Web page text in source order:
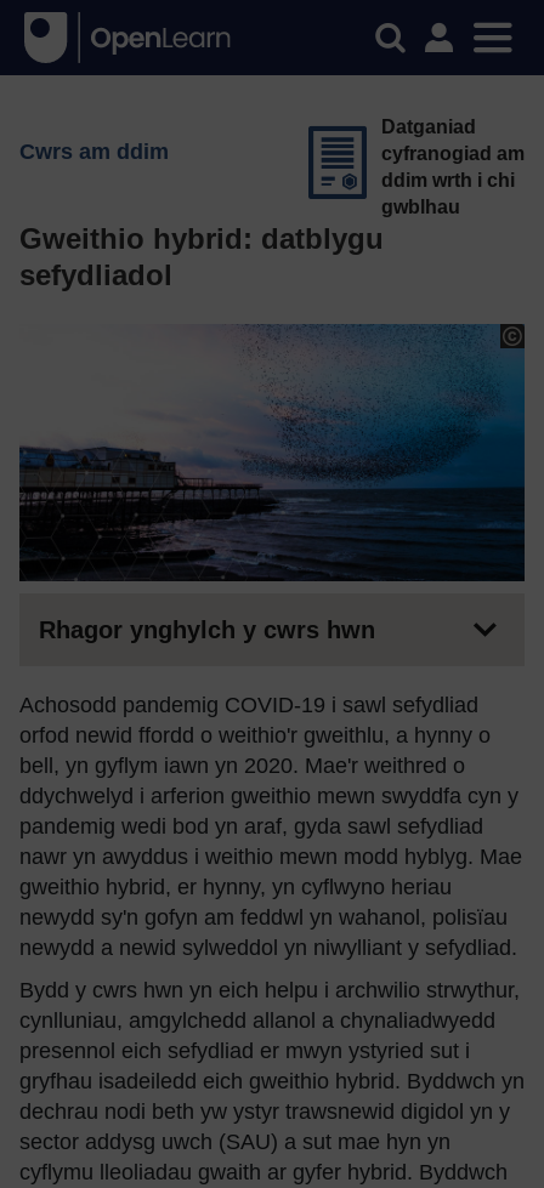
Cwrs am ddim
Gweithio hybrid: datblygu
sefydliadol
Datganiad
cyfranogiad am
ddim wrth i chi
gwblhau
Rhagor ynghylch y cwrs hwn
Achosodd pandemig COVID-19 i sawl sefydliad
orfod newid ffordd o weithio'r gweithlu, a hynny o
bell, yn gyflym iawn yn 2020. Mae'r weithred o
ddychwelyd i arferion gweithio mewn swyddfa cyn y
pandemig wedi bod yn araf, gyda sawl sefydliad
nawr yn awyddus i weithio mewn modd hyblyg. Mae
gweithio hybrid, er hynny, yn cyflwyno heriau
newydd sy'n gofyn am feddwl yn wahanol, polisïau
newydd a newid sylweddol yn niwylliant y sefydliad.
Bydd y cwrs hwn yn eich helpu i archwilio strwythur,
cynlluniau, amgylchedd allanol a chynaliadwyedd
presennol eich sefydliad er mwyn ystyried sut i
gryfhau isadeiledd eich gweithio hybrid. Byddwch yn
dechrau nodi beth yw ystyr trawsnewid digidol yn y
sector addysg uwch (SAU) a sut mae hyn yn
cyflymu lleoliadau gwaith ar gyfer hybrid. Byddwch